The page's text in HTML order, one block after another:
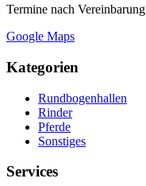
Termine nach Vereinbarung
Google Maps
Kategorien
Rundbogenhallen
Rinder
Pferde
Sonstiges
Services